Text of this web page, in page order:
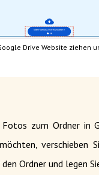
Drive Website ziehen
Fotos zum Ordner in
verschieben
Ordner und legen